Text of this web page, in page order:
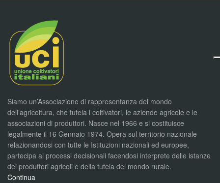
Siamo un’Associazione di rappresentanza del mondo
dell’agricoltura, che tutela i coltivatori, le aziende agricole e le
associazioni di produttori. Nasce nel 1966 e si costituisce
legalmente il 16 Gennaio 1974. Opera sul territorio nazionale
relazionandosi con tutte le Istituzioni nazionali ed europee,
partecipa ai processi decisionali facendosi interprete delle istanze
dei produttori agricoli e della tutela del mondo rurale.
Continua